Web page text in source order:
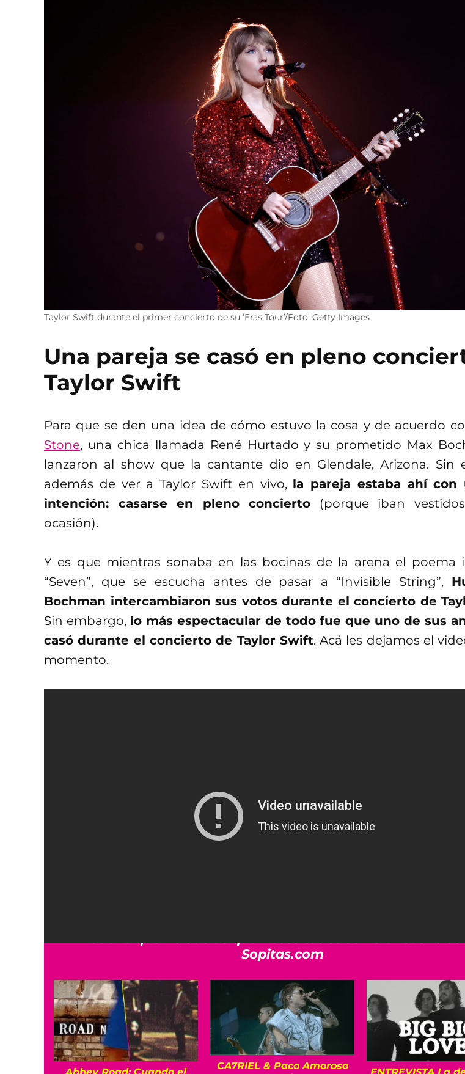
Taylor Swift durante el primer concierto de su ‘Eras Tour’/Foto: Getty Images
Una pareja se casó en pleno
Taylor Swift
Para que se den una idea de cómo estuvo la cosa y de acuerdo
Stone, una chica llamada René Hurtado y su prometido Max
lanzaron al show que la cantante dio en Glendale, Arizona. Sin
además de ver a Taylor Swift en vivo, la pareja estaba ahí con
intención: casarse en pleno concierto (porque iban
ocasión).
Y es que mientras sonaba en las bocinas de la arena el poema
“Seven”, que se escucha antes de pasar a “Invisible String”,
Bochman intercambiaron sus votos durante el concierto de
Sin embargo, lo más espectacular de todo fue que uno de sus
casó durante el concierto de Taylor Swift. Acá les dejamos el
momento.
Al final y como regalo de bodas,
equipo de Taylor Swift le dio a la pareja una plumilla de
Sopitas.com
CA7RIEL & Paco Amoroso